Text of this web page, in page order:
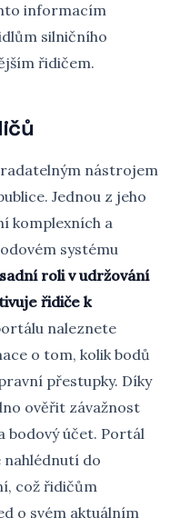
informacím
silničního
řidičem.
nástrojem
Jednou z jeho
komplexních a
systému
roli v udržování
řidiče k
naleznete
o tom, kolik bodů
přestupky. Díky
ověřit závažnost
bodový účet. Portál
do
což řidičům
o svém aktuálním